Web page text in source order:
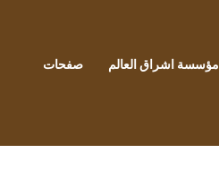
مؤسسة اشراق العالم صفحات